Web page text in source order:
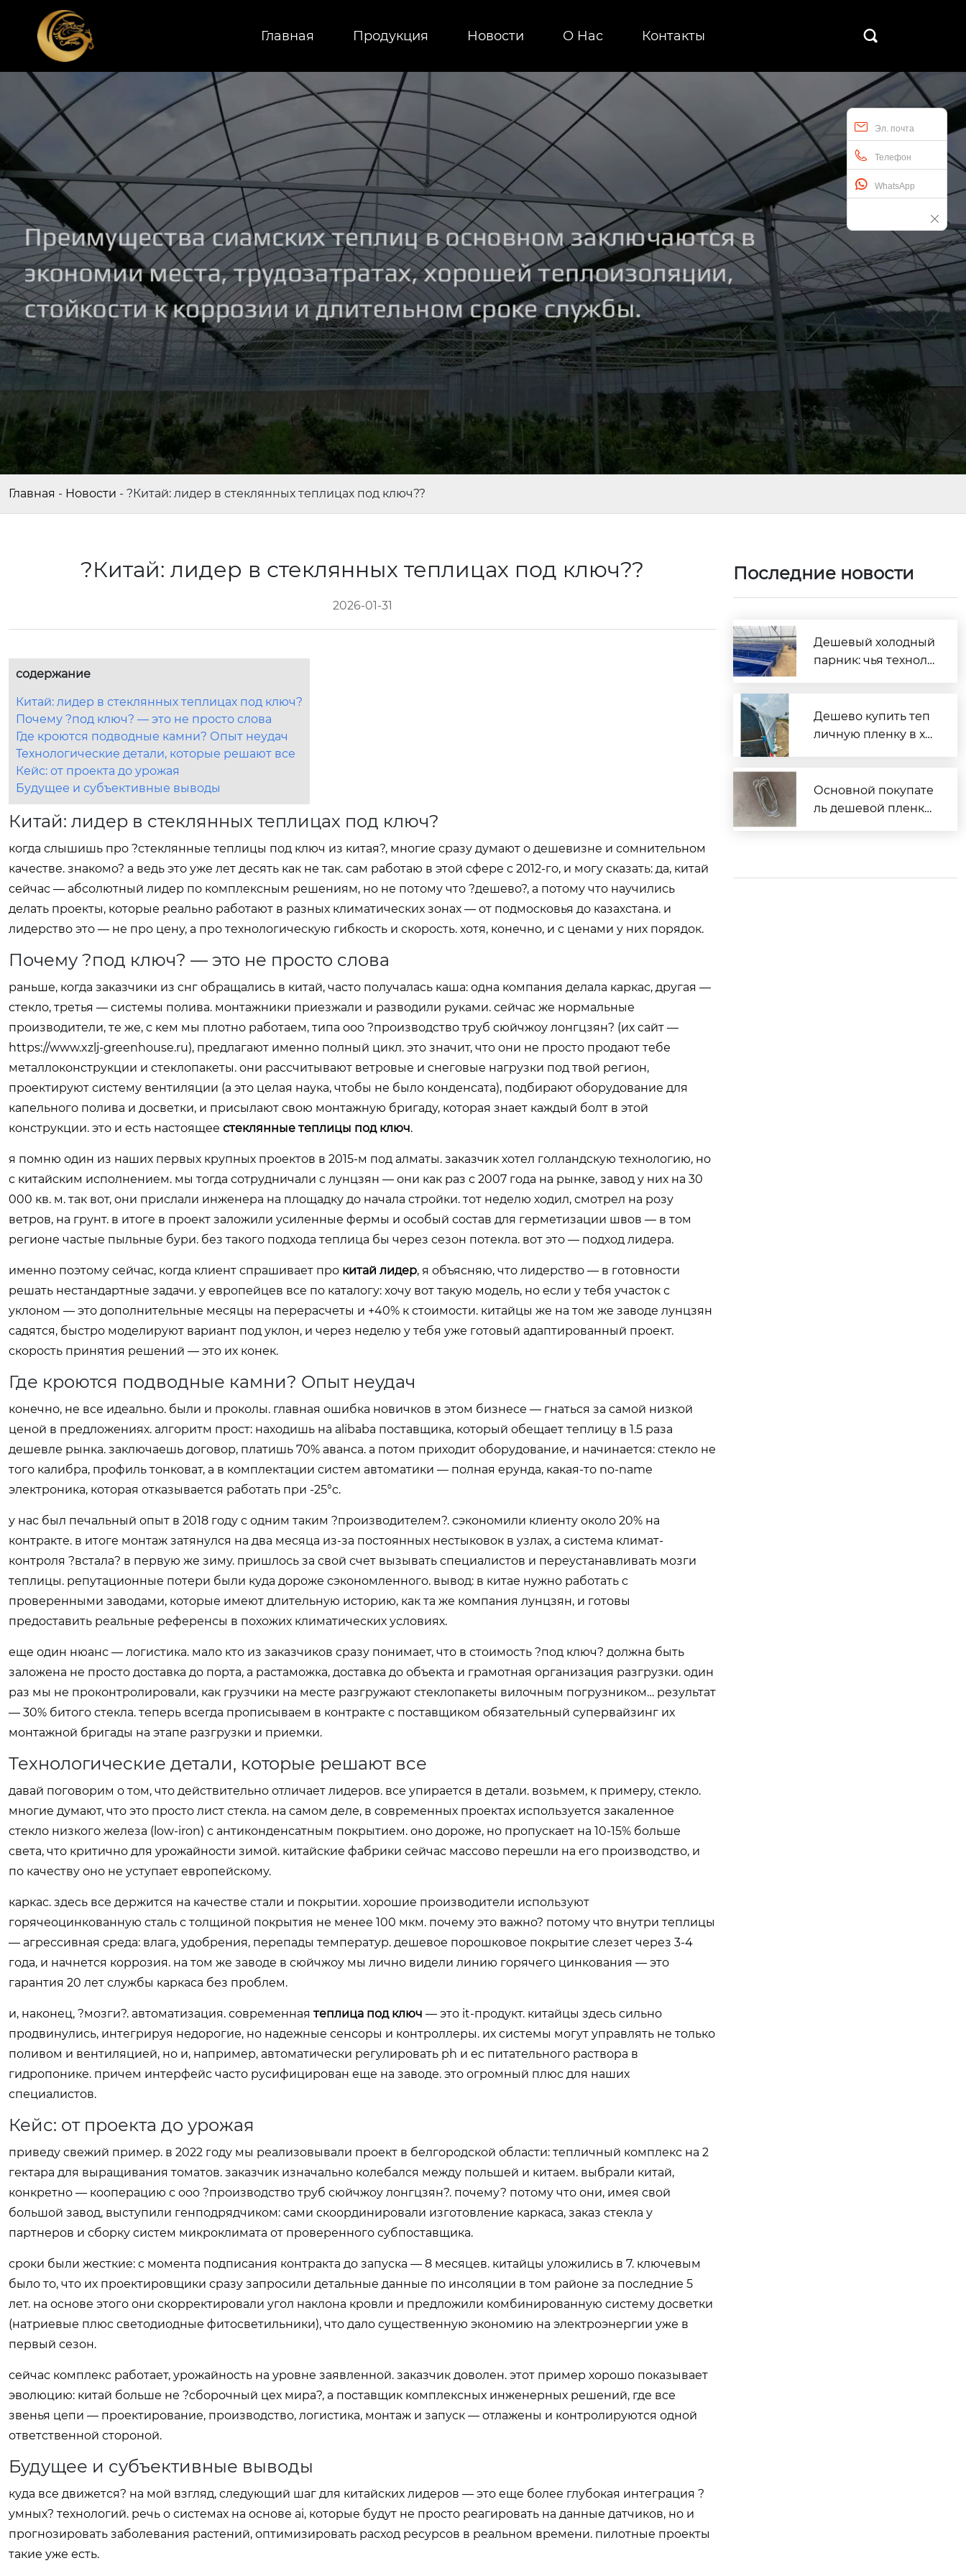
Главная Продукция Новости О Hас Контакты 
Эл. почта
Телефон
WhatsApp
Главная - Новости - ?Китай: лидер в стеклянных теплицах под ключ??
?Китай: лидер в стеклянных теплицах под ключ??
2026-01-31
содержание
Китай: лидер в стеклянных теплицах под ключ?
Почему ?под ключ? — это не просто слова
Где кроются подводные камни? Опыт неудач
Технологические детали, которые решают все
Кейс: от проекта до урожая
Будущее и субъективные выводы
Китай: лидер в стеклянных теплицах под ключ?
когда слышишь про ?стеклянные теплицы под ключ из китая?, многие сразу думают о дешевизне и сомнительном
качестве. знакомо? а ведь это уже лет десять как не так. сам работаю в этой сфере с 2012-го, и могу сказать: да, китай
сейчас — абсолютный лидер по комплексным решениям, но не потому что ?дешево?, а потому что научились
делать проекты, которые реально работают в разных климатических зонах — от подмосковья до казахстана. и
лидерство это — не про цену, а про технологическую гибкость и скорость. хотя, конечно, и с ценами у них порядок.
Почему ?под ключ? — это не просто слова
раньше, когда заказчики из снг обращались в китай, часто получалась каша: одна компания делала каркас, другая —
стекло, третья — системы полива. монтажники приезжали и разводили руками. сейчас же нормальные
производители, те же, с кем мы плотно работаем, типа ооо ?производство труб сюйчжоу лонгцзян? (их сайт —
https://www.xzlj-greenhouse.ru), предлагают именно полный цикл. это значит, что они не просто продают тебе
металлоконструкции и стеклопакеты. они рассчитывают ветровые и снеговые нагрузки под твой регион,
проектируют систему вентиляции (а это целая наука, чтобы не было конденсата), подбирают оборудование для
капельного полива и досветки, и присылают свою монтажную бригаду, которая знает каждый болт в этой
конструкции. это и есть настоящее стеклянные теплицы под ключ.
я помню один из наших первых крупных проектов в 2015-м под алматы. заказчик хотел голландскую технологию, но
с китайским исполнением. мы тогда сотрудничали с лунцзян — они как раз с 2007 года на рынке, завод у них на 30
000 кв. м. так вот, они прислали инженера на площадку до начала стройки. тот неделю ходил, смотрел на розу
ветров, на грунт. в итоге в проект заложили усиленные фермы и особый состав для герметизации швов — в том
регионе частые пыльные бури. без такого подхода теплица бы через сезон потекла. вот это — подход лидера.
именно поэтому сейчас, когда клиент спрашивает про китай лидер, я объясняю, что лидерство — в готовности
решать нестандартные задачи. у европейцев все по каталогу: хочу вот такую модель, но если у тебя участок с
уклоном — это дополнительные месяцы на перерасчеты и +40% к стоимости. китайцы же на том же заводе лунцзян
садятся, быстро моделируют вариант под уклон, и через неделю у тебя уже готовый адаптированный проект.
скорость принятия решений — это их конек.
Где кроются подводные камни? Опыт неудач
конечно, не все идеально. были и проколы. главная ошибка новичков в этом бизнесе — гнаться за самой низкой
ценой в предложениях. алгоритм прост: находишь на alibaba поставщика, который обещает теплицу в 1.5 раза
дешевле рынка. заключаешь договор, платишь 70% аванса. а потом приходит оборудование, и начинается: стекло не
того калибра, профиль тонковат, а в комплектации систем автоматики — полная ерунда, какая-то no-name
электроника, которая отказывается работать при -25°c.
у нас был печальный опыт в 2018 году с одним таким ?производителем?. сэкономили клиенту около 20% на
контракте. в итоге монтаж затянулся на два месяца из-за постоянных нестыковок в узлах, а система климат-
контроля ?встала? в первую же зиму. пришлось за свой счет вызывать специалистов и переустанавливать мозги
теплицы. репутационные потери были куда дороже сэкономленного. вывод: в китае нужно работать с
проверенными заводами, которые имеют длительную историю, как та же компания лунцзян, и готовы
предоставить реальные референсы в похожих климатических условиях.
еще один нюанс — логистика. мало кто из заказчиков сразу понимает, что в стоимость ?под ключ? должна быть
заложена не просто доставка до порта, а растаможка, доставка до объекта и грамотная организация разгрузки. один
раз мы не проконтролировали, как грузчики на месте разгружают стеклопакеты вилочным погрузником… результат
— 30% битого стекла. теперь всегда прописываем в контракте с поставщиком обязательный супервайзинг их
монтажной бригады на этапе разгрузки и приемки.
Технологические детали, которые решают все
давай поговорим о том, что действительно отличает лидеров. все упирается в детали. возьмем, к примеру, стекло.
многие думают, что это просто лист стекла. на самом деле, в современных проектах используется закаленное
стекло низкого железа (low-iron) с антиконденсатным покрытием. оно дороже, но пропускает на 10-15% больше
света, что критично для урожайности зимой. китайские фабрики сейчас массово перешли на его производство, и
по качеству оно не уступает европейскому.
каркас. здесь все держится на качестве стали и покрытии. хорошие производители используют
горячеоцинкованную сталь с толщиной покрытия не менее 100 мкм. почему это важно? потому что внутри теплицы
— агрессивная среда: влага, удобрения, перепады температур. дешевое порошковое покрытие слезет через 3-4
года, и начнется коррозия. на том же заводе в сюйчжоу мы лично видели линию горячего цинкования — это
гарантия 20 лет службы каркаса без проблем.
и, наконец, ?мозги?. автоматизация. современная теплица под ключ — это it-продукт. китайцы здесь сильно
продвинулись, интегрируя недорогие, но надежные сенсоры и контроллеры. их системы могут управлять не только
поливом и вентиляцией, но и, например, автоматически регулировать ph и ec питательного раствора в
гидропонике. причем интерфейс часто русифицирован еще на заводе. это огромный плюс для наших
специалистов.
Кейс: от проекта до урожая
приведу свежий пример. в 2022 году мы реализовывали проект в белгородской области: тепличный комплекс на 2
гектара для выращивания томатов. заказчик изначально колебался между польшей и китаем. выбрали китай,
конкретно — кооперацию с ооо ?производство труб сюйчжоу лонгцзян?. почему? потому что они, имея свой
большой завод, выступили генподрядчиком: сами скоординировали изготовление каркаса, заказ стекла у
партнеров и сборку систем микроклимата от проверенного субпоставщика.
сроки были жесткие: с момента подписания контракта до запуска — 8 месяцев. китайцы уложились в 7. ключевым
было то, что их проектировщики сразу запросили детальные данные по инсоляции в том районе за последние 5
лет. на основе этого они скорректировали угол наклона кровли и предложили комбинированную систему досветки
(натриевые плюс светодиодные фитосветильники), что дало существенную экономию на электроэнергии уже в
первый сезон.
сейчас комплекс работает, урожайность на уровне заявленной. заказчик доволен. этот пример хорошо показывает
эволюцию: китай больше не ?сборочный цех мира?, а поставщик комплексных инженерных решений, где все
звенья цепи — проектирование, производство, логистика, монтаж и запуск — отлажены и контролируются одной
ответственной стороной.
Будущее и субъективные выводы
куда все движется? на мой взгляд, следующий шаг для китайских лидеров — это еще более глубокая интеграция ?
умных? технологий. речь о системах на основе ai, которые будут не просто реагировать на данные датчиков, но и
прогнозировать заболевания растений, оптимизировать расход ресурсов в реальном времени. пилотные проекты
такие уже есть.
Последние новости
Дешевый холодный
парник: чья техноло
Дешево купить теп
личную пленку в хо
Основной покупате
ль дешевой пленки